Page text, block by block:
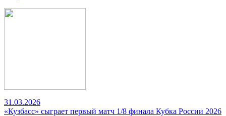
31.03.2026
«Кузбасс» сыграет первый матч 1/8 финала Кубка России 2026